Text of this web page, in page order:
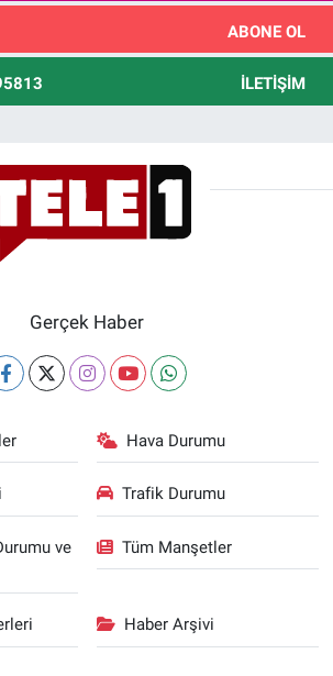
ABONE OL
İLETIŞIM
Gerçek Haber
Hava Durumu
Trafik Durumu
ve
Tüm Manşetler
Haber Arşivi